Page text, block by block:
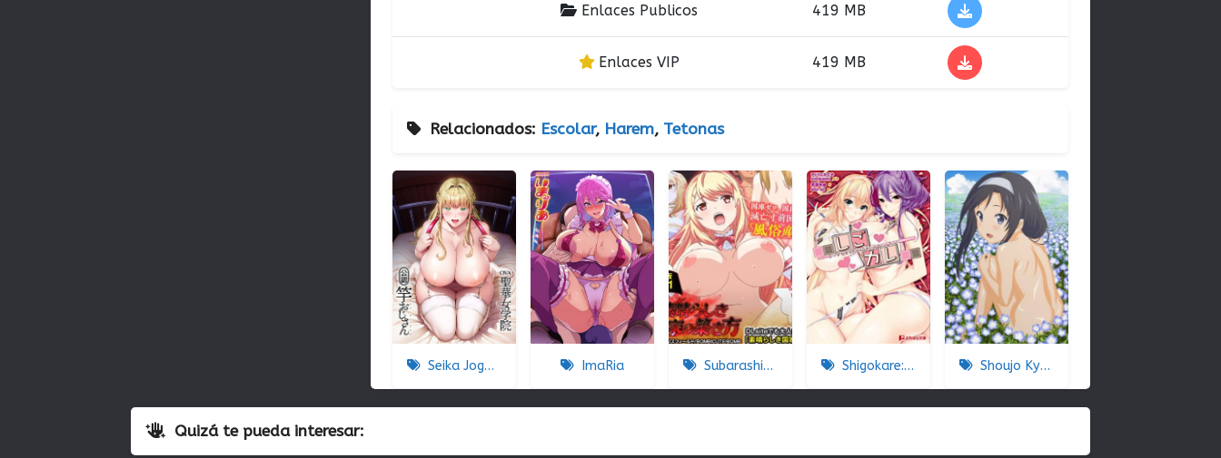
Enlaces Publicos 419 MB
Enlaces VIP 419 MB
Relacionados: Escolar, Harem, Tetonas
Seika Jogakuin Koutoubu Kounin Sao Oji-san ImaRia Subarashiki Kokka No Kizuki-kata Shigokare: Ecchi na Joshi Daisei to Doki x2 Love Lesson!! The Animation Shoujo Kyouiku RE
Quizá te pueda interesar: